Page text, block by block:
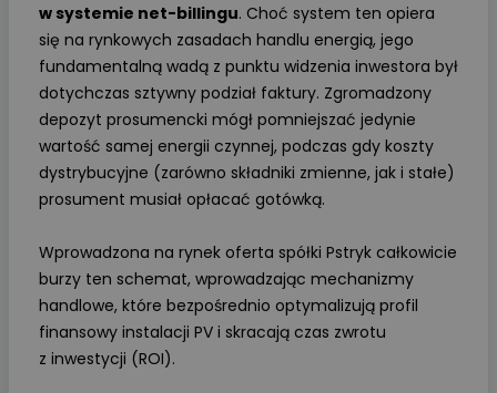
w systemie net-billingu. Choć system ten opiera
się na rynkowych zasadach handlu energią, jego
fundamentalną wadą z punktu widzenia inwestora był
dotychczas sztywny podział faktury. Zgromadzony
depozyt prosumencki mógł pomniejszać jedynie
wartość samej energii czynnej, podczas gdy koszty
dystrybucyjne (zarówno składniki zmienne, jak i stałe)
prosument musiał opłacać gotówką.
Wprowadzona na rynek oferta spółki Pstryk całkowicie
burzy ten schemat, wprowadzając mechanizmy
handlowe, które bezpośrednio optymalizują profil
finansowy instalacji PV i skracają czas zwrotu
z inwestycji (ROI).